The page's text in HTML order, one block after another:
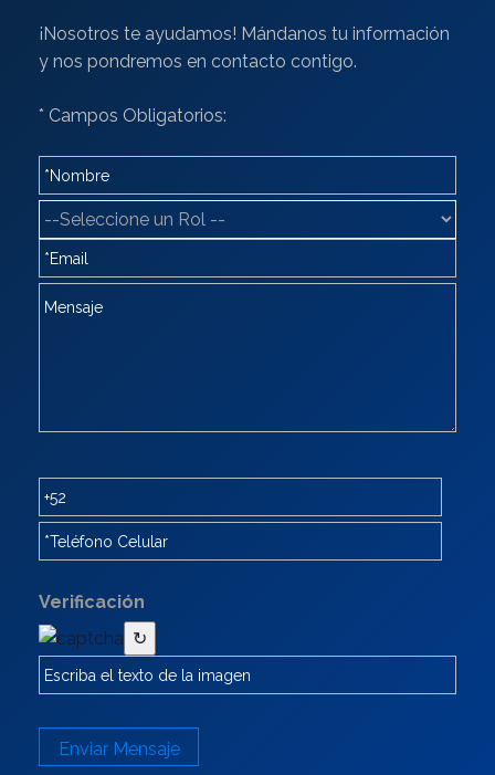
¡Nosotros te ayudamos! Mándanos tu información
y nos pondremos en contacto contigo.
* Campos Obligatorios:
Verificación
↻
Enviar Mensaje